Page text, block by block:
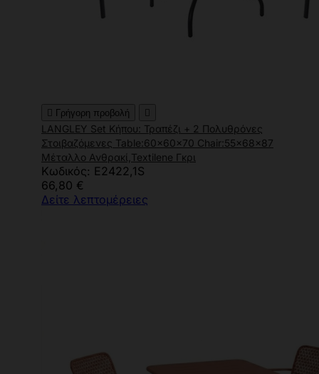
 Γρήγορη προβολή 
LANGLEY Set Κήπου: Τραπέζι + 2 Πολυθρόνες
Στοιβαζόμενες Table:60x60x70 Chair:55x68x87
Μέταλλο Ανθρακί,Textilene Γκρι
Κωδικός: Ε2422,1S
66,80 €
Δείτε λεπτομέρειες